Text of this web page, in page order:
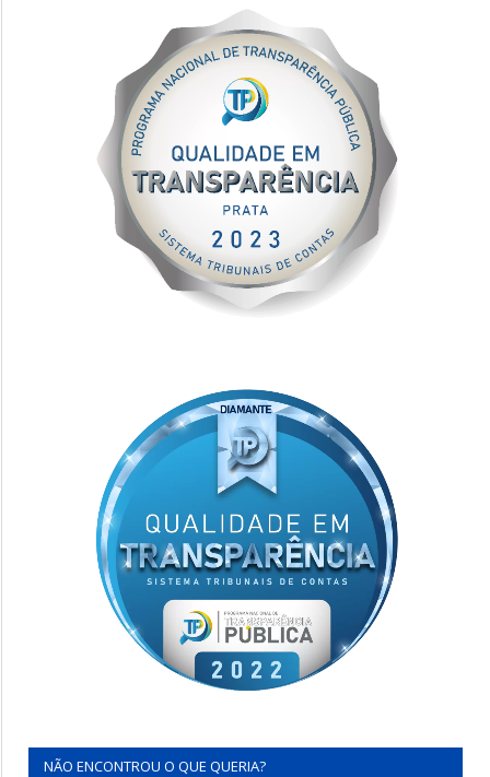
NÃO ENCONTROU O QUE QUERIA?